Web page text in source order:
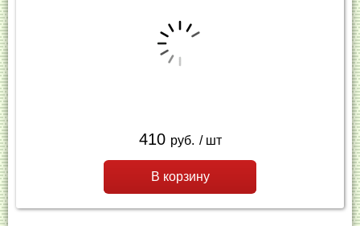
410 руб. / шт
В корзину